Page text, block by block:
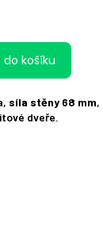
do košíku
síla stěny 68 mm,
dveře.